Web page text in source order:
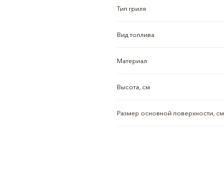
Тип гриля
Вид топлива
Материал
Высота, см
Размер основной поверхности, см